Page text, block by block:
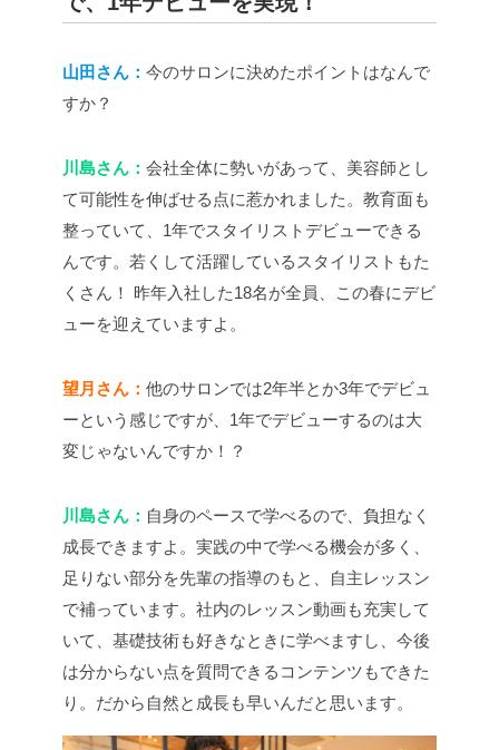
山田さん： 今のサロンに決めたポイントはなんで
すか？
川島さん： 会社全体に勢いがあって、美容師とし
て可能性を伸ばせる点に惹かれました。教育面も
整っていて、1年でスタイリストデビューできる
んです。若くして活躍しているスタイリストもた
くさん！ 昨年入社した18名が全員、この春にデビ
ューを迎えていますよ。
望月さん： 他のサロンでは2年半とか3年でデビュ
ーという感じですが、1年でデビューするのは大
変じゃないんですか！？
川島さん： 自身のペースで学べるので、負担なく
成長できますよ。実践の中で学べる機会が多く、
足りない部分を先輩の指導のもと、自主レッスン
で補っています。社内のレッスン動画も充実して
いて、基礎技術も好きなときに学べますし、今後
は分からない点を質問できるコンテンツもできた
り。だから自然と成長も早いんだと思います。